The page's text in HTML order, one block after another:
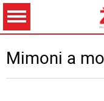
Mimoni a